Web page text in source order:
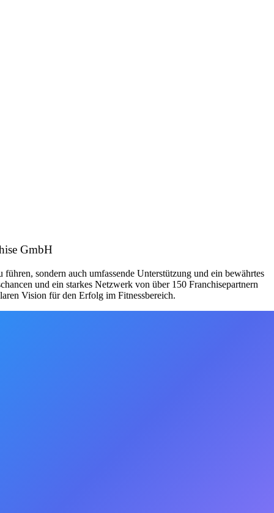
GmbH
sondern auch umfassende Unterstützung und ein bewährtes
und ein starkes Netzwerk von über 150 Franchisepartnern
Vision für den Erfolg im Fitnessbereich.